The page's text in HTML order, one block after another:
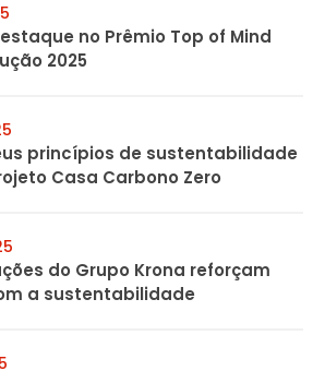
no Prêmio Top of Mind
2025
princípios de sustentabilidade
Casa Carbono Zero
do Grupo Krona reforçam
a sustentabilidade